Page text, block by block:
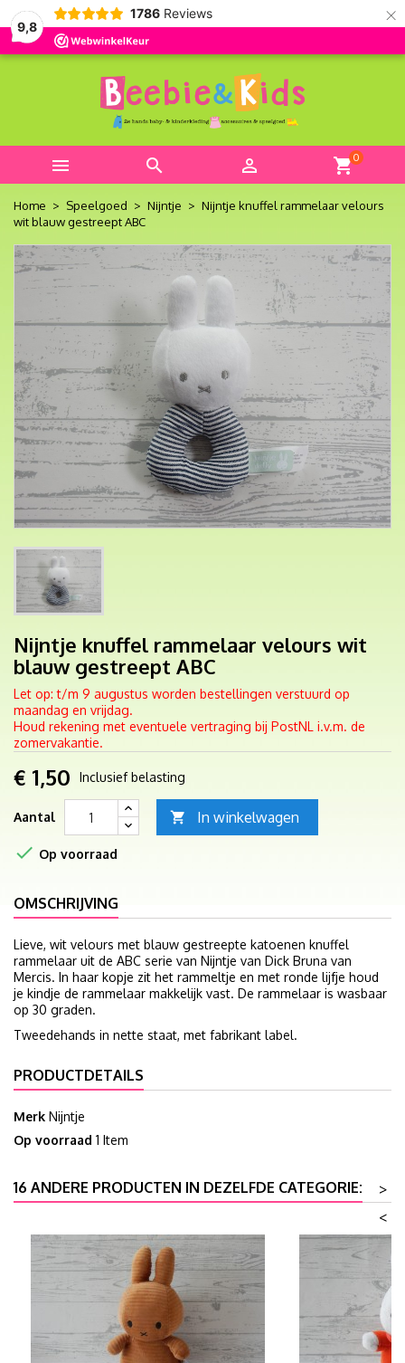
9,8
1786 Reviews ×
   shopping_cart0
Home Speelgoed Nijntje
Nijntje knuffel rammelaar velours
wit blauw gestreept ABC
Nijntje knuffel rammelaar velours wit
blauw gestreept ABC
Let op: t/m 9 augustus worden bestellingen verstuurd op
maandag en vrijdag.
Houd rekening met eventuele vertraging bij PostNL i.v.m. de
zomervakantie.
€ 1,50 Inclusief belasting
Aantal  In winkelwagen
 Op voorraad
OMSCHRIJVING
Lieve, wit velours met blauw gestreepte katoenen knuffel
rammelaar uit de ABC serie van Nijntje van Dick Bruna van
Mercis. In haar kopje zit het rammeltje en met ronde lijfje houd
je kindje de rammelaar makkelijk vast. De rammelaar is wasbaar
op 30 graden.
Tweedehands in nette staat, met fabrikant label.
PRODUCTDETAILS
Merk Nijntje
Op voorraad 1 Item
16 ANDERE PRODUCTEN IN DEZELFDE CATEGORIE:
>
<